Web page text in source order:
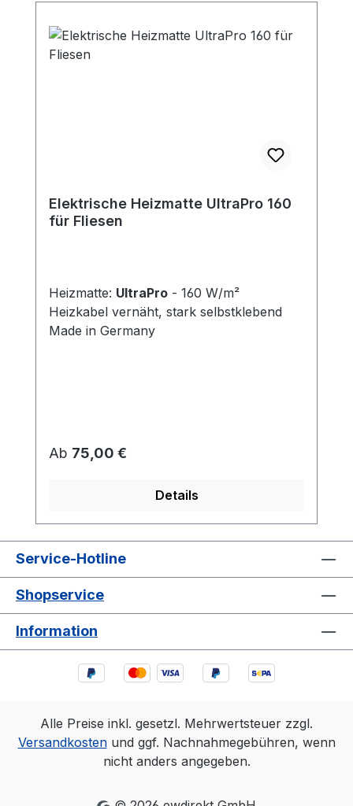
Elektrische Heizmatte UltraPro 160
für Fliesen
Heizmatte: UltraPro - 160 W/m²
Heizkabel vernäht, stark selbstklebend
Made in Germany
Regulärer Preis:
Ab 75,00 €
Details
Service-Hotline
Shopservice
Information
Alle Preise inkl. gesetzl. Mehrwertsteuer zzgl.
Versandkostenund ggf. Nachnahmegebühren, wenn
nicht anders angegeben.